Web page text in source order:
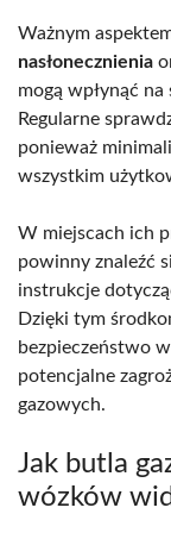
Ważnym
nasłonecznienia
mogą wpłynąć
Regularne
ponieważ
wszystkim
W miejscach ich
powinny znaleźć
instrukcje
Dzięki tym
bezpieczeństwo
potencjalne
gazowych.
Jak butla
wózków